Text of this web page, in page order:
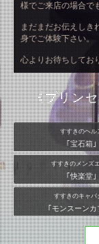
様でご来店の場合で
まだまだお伝えしき
身でご体験下さい。
心よりお待ちしてお
《プリン
すすきのヘル
｢宝石箱｣
すすきのメンズ
｢快楽堂｣
すすきのキャバ
｢モンスーンカ